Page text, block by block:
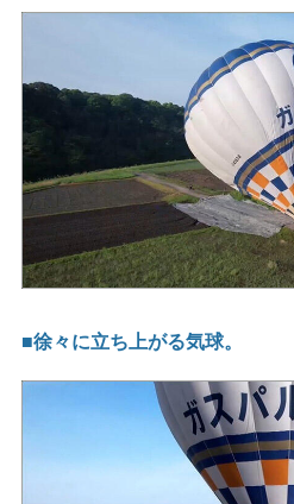
■徐々に立ち上がる気球。